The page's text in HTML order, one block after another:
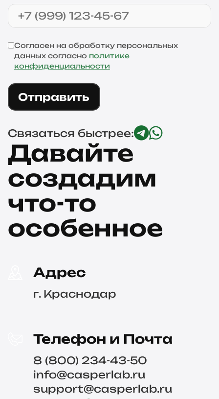
Давайте
создадим
что-то
особенное
Адрес
г. Краснодар
Телефон и Почта
8 (800) 234-43-50
info@casperlab.ru
support@casperlab.ru
Согласен на обработку персональных
данных согласно политике
конфиденциальности
Отправить
Связаться быстрее: